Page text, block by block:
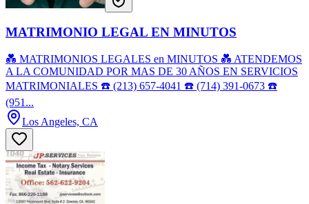
MATRIMONIO LEGAL EN MINUTOS
💑 MATRIMONIOS LEGALES en MINUTOS 💑 ATENDEMOS
A LA COMUNIDAD POR MAS DE 30 AÑOS EN SERVICIOS
MATRIMONIALES ☎️ (213) 657-4041 ☎️ (714) 391-0673 ☎️
(951...
Los Angeles, CA